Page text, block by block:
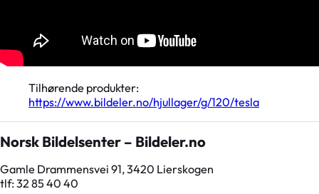
Tilhørende produkter:
https://www.bildeler.no/hjullager/g/120/tesla
Norsk Bildelsenter – Bildeler.no
Gamle Drammensvei 91, 3420 Lierskogen
tlf: 32 85 40 40